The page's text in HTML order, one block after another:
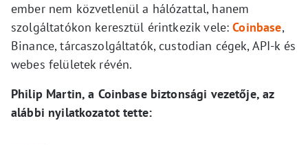
ember nem közvetlenül a hálózattal, hanem
szolgáltatókon keresztül érintkezik vele:Coinbase,
Binance, tárcaszolgáltatók, custodian cégek, API-k és
webes felületek révén.
Philip Martin, a Coinbase biztonsági vezetője, az
alábbi nyilatkozatot tette: